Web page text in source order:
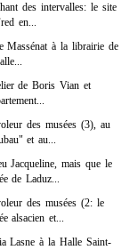
des intervalles: le site
en...
Massénat à la librairie de
de Boris Vian et
des musées (3), au
et au...
Jacqueline, mais que le
de Laduz...
des musées (2: le
alsacien et...
Lasne à la Halle Saint-